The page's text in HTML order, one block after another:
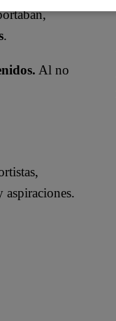
.
Al no
aspiraciones.